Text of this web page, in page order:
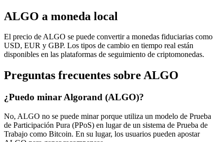
ALGO a moneda local
El precio de ALGO se puede convertir a monedas fiduciarias como
USD, EUR y GBP. Los tipos de cambio en tiempo real están
disponibles en las plataformas de seguimiento de criptomonedas.
Preguntas frecuentes sobre ALGO
¿Puedo minar Algorand (ALGO)?
No, ALGO no se puede minar porque utiliza un modelo de Prueba
de Participación Pura (PPoS) en lugar de un sistema de Prueba de
Trabajo como Bitcoin. En su lugar, los usuarios pueden apostar